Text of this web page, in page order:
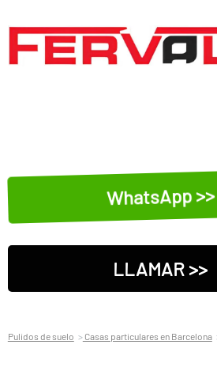
WhatsApp >>
LLAMAR >>
Pulidos de suelo Casas particulares en Barcelona